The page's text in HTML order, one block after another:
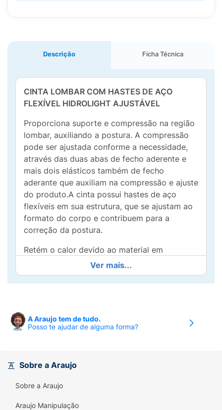
Descrição Ficha Técnica
CINTA LOMBAR COM HASTES DE AÇO
FLEXÍVEL HIDROLIGHT AJUSTÁVEL
Proporciona suporte e compressão na região
lombar, auxiliando a postura. A compressão
pode ser ajustada conforme a necessidade,
através das duas abas de fecho aderente e
mais dois elásticos também de fecho
aderante que auxiliam na compressão e ajuste
do produto.A cinta possui hastes de aço
flexíveis em sua estrutura, que se ajustam ao
formato do corpo e contribuem para a
correção da postura.
Retém o calor devido ao material em
neoprene, mantendo a região aquecida e
auxiliando no alívio da dor.
(abdominal e de coluna lombar), também
indicado para pessoas que permanecem em
Tamanho:
Único, ajustável.
Modo de usar:
lombar de forma que as abas fechem na
frente do copro, ajustando através das abas
Ver mais...
A Araujo tem de tudo.
Posso te ajudar de alguma forma?
Sobre a Araujo
Sobre a Araujo
Araujo Manipulação